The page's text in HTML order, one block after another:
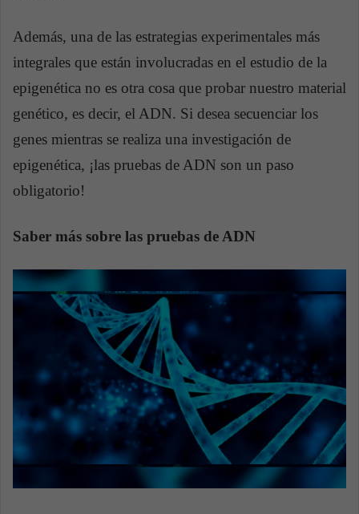
Además, una de las estrategias experimentales más
integrales que están involucradas en el estudio de la
epigenética no es otra cosa que probar nuestro material
genético, es decir, el ADN. Si desea secuenciar los
genes mientras se realiza una investigación de
epigenética, ¡las pruebas de ADN son un paso
obligatorio!
Saber más sobre las pruebas de ADN